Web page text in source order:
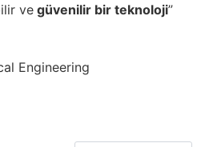
ve güvenilir bir teknoloji”
Engineering